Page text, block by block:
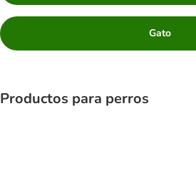
Gato
Productos para perros